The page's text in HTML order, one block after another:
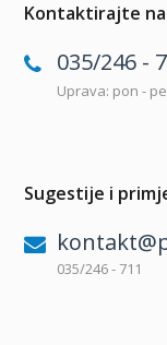
Kontaktirajte
035/246 -
Uprava: pon -
Sugestije i
035/246 - 711